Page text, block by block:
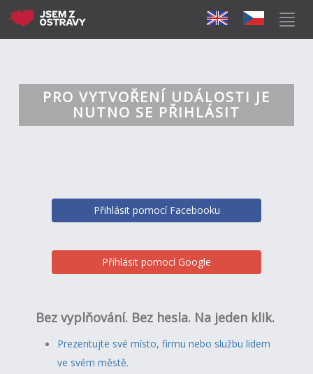
PRO VYTVOŘENÍ UDÁLOSTI JE
NUTNO SE PŘIHLÁSIT
Přihlásit pomocí Facebooku
Přihlásit pomocí Google
Bez vyplňování. Bez hesla. Na jeden klik.
Prezentujte své místo, firmu nebo službu lidem
ve svém městě.